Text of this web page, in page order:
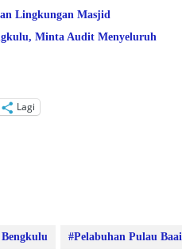
Lingkungan Masjid
Minta Audit Menyeluruh
Lagi
#Pelabuhan Pulau Baai